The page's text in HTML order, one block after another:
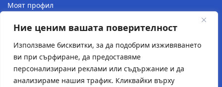
Ние ценим вашата поверителност
Използваме бисквитки, за да подобрим изживяването
ви при сърфиране, да предоставяме
персонализирани реклами или съдържание и да
анализираме нашия трафик. Кликвайки върху
Моят профил
Връщане на продукт
Политика за поверителност
КОНТАКТИ
Местоположение